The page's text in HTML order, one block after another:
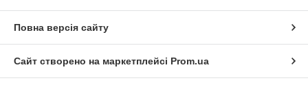
Повна версія сайту
Сайт створено на маркетплейсі Prom.ua